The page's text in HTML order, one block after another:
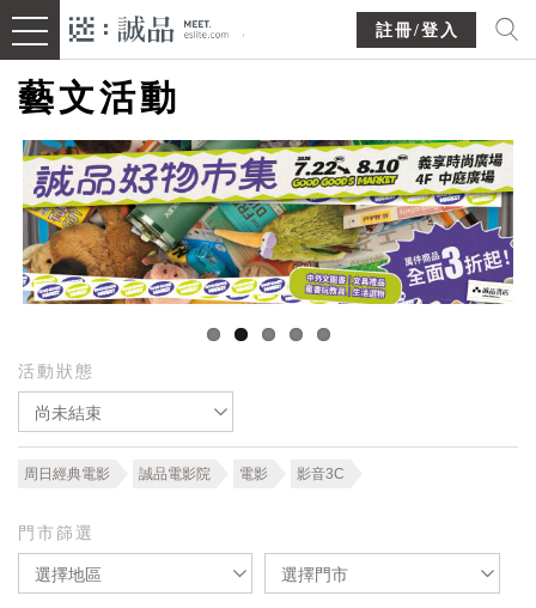
註冊/登入
藝文活動
活動狀態
尚未結束
周日經典電影 誠品電影院 電影 影音3C
門市篩選
選擇地區 選擇門市